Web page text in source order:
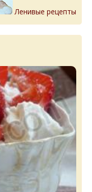
Ленивые рецепты